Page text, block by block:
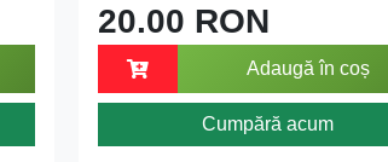
20.00 RON
Adaugă în coș
Cumpără acum